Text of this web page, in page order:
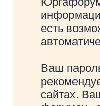
есть
Ваш
сайтах.